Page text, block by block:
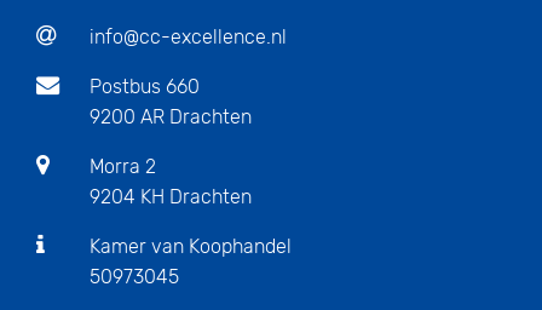
info@cc-excellence.nl
Postbus 660
9200 AR Drachten
Morra 2
9204 KH Drachten
Kamer van Koophandel
50973045